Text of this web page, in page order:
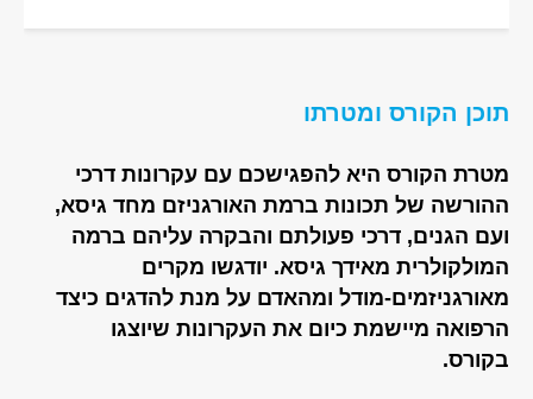
תוכן הקורס ומטרתו
מטרת הקורס היא להפגישכם עם עקרונות דרכי
ההורשה של תכונות ברמת האורגניזם מחד גיסא,
ועם הגנים, דרכי פעולתם והבקרה עליהם ברמה
המולקולרית מאידך גיסא. יודגשו מקרים
מאורגניזמים-מודל ומהאדם על מנת להדגים כיצד
הרפואה מיישמת כיום את העקרונות שיוצגו
בקורס.